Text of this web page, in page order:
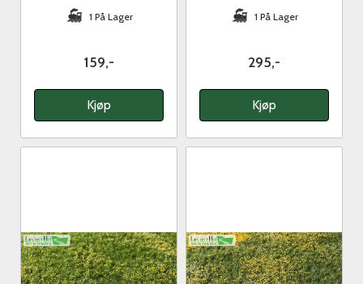
1 På Lager
159,-
Kjøp
1 På Lager
295,-
Kjøp